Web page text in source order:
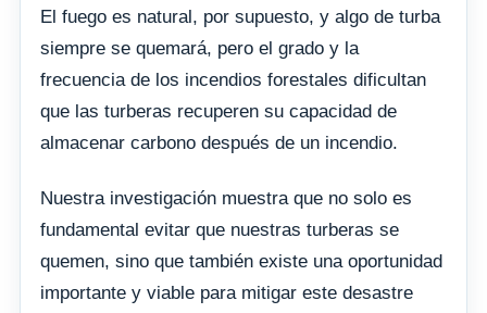
El fuego es natural, por supuesto, y algo de turba
siempre se quemará, pero el grado y la
frecuencia de los incendios forestales dificultan
que las turberas recuperen su capacidad de
almacenar carbono después de un incendio.
Nuestra investigación muestra que no solo es
fundamental evitar que nuestras turberas se
quemen, sino que también existe una oportunidad
importante y viable para mitigar este desastre